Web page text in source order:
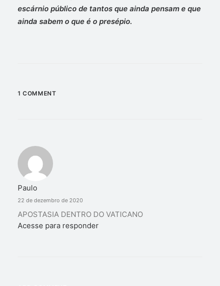
escárnio público de tantos que ainda pensam e que
ainda sabem o que é o presépio.
1 COMMENT
Paulo
22 de dezembro de 2020
APOSTASIA DENTRO DO VATICANO
Acesse para responder